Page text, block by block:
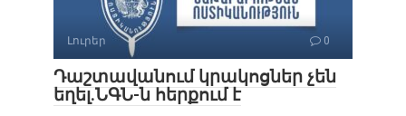
Լուրեր 0
Դաշտավանում կրակոցներ չեն
եղել.ՆԳՆ-ն հերքում է